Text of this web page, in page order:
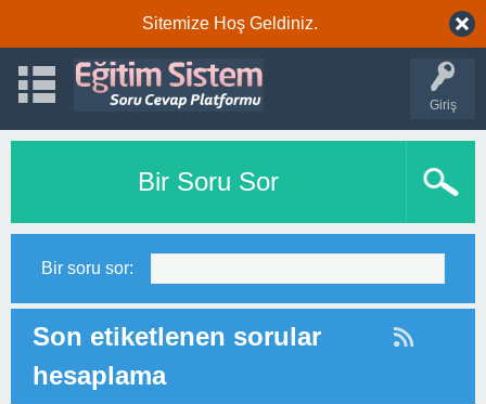
Sitemize Hoş Geldiniz.
Giriş
Bir Soru Sor
Bir soru sor:
Son etiketlenen sorular
hesaplama